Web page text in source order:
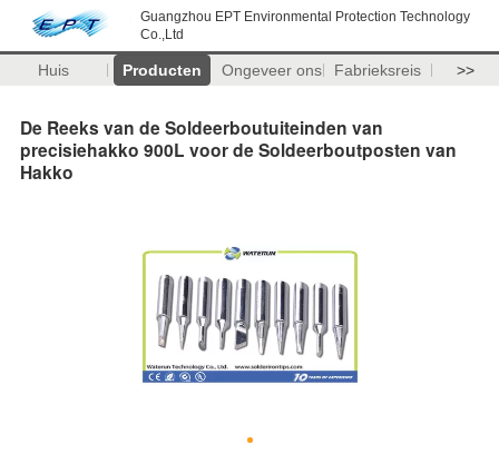
Guangzhou EPT Environmental Protection Technology
Co.,Ltd
Huis Producten Ongeveer ons Fabrieksreis >>
De Reeks van de Soldeerboutuiteinden van
precisiehakko 900L voor de Soldeerboutposten van
Hakko